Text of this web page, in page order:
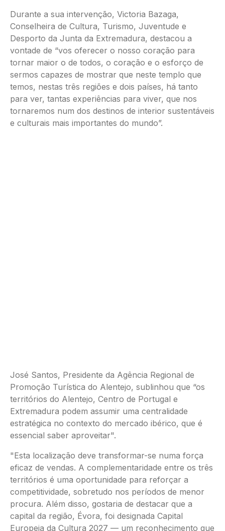
Durante a sua intervenção, Victoria Bazaga,
Conselheira de Cultura, Turismo, Juventude e
Desporto da Junta da Extremadura, destacou a
vontade de “vos oferecer o nosso coração para
tornar maior o de todos, o coração e o esforço de
sermos capazes de mostrar que neste templo que
temos, nestas três regiões e dois países, há tanto
para ver, tantas experiências para viver, que nos
tornaremos num dos destinos de interior sustentáveis
e culturais mais importantes do mundo”.
José Santos, Presidente da Agência Regional de
Promoção Turística do Alentejo, sublinhou que “os
territórios do Alentejo, Centro de Portugal e
Extremadura podem assumir uma centralidade
estratégica no contexto do mercado ibérico, que é
essencial saber aproveitar".
"Esta localização deve transformar-se numa força
eficaz de vendas. A complementaridade entre os três
territórios é uma oportunidade para reforçar a
competitividade, sobretudo nos períodos de menor
procura. Além disso, gostaria de destacar que a
capital da região, Évora, foi designada Capital
Europeia da Cultura 2027 — um reconhecimento que